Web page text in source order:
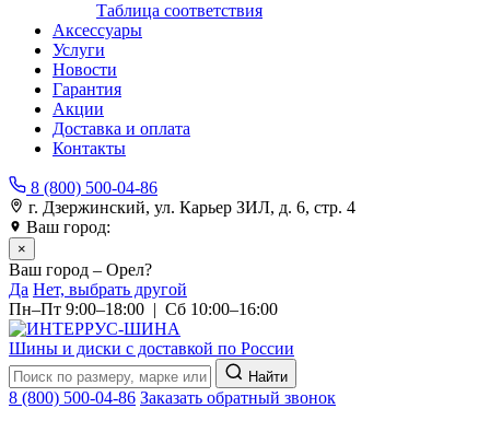
Таблица соответствия
Аксессуары
Услуги
Новости
Гарантия
Акции
Доставка и оплата
Контакты
8 (800) 500-04-86
г. Дзержинский, ул. Карьер ЗИЛ, д. 6, стр. 4
Ваш город:
×
Ваш город – Орел?
Да Нет, выбрать другой
Пн–Пт 9:00–18:00 | Сб 10:00–16:00
Шины и диски с доставкой по России
Найти
8 (800) 500-04-86 Заказать обратный звонок